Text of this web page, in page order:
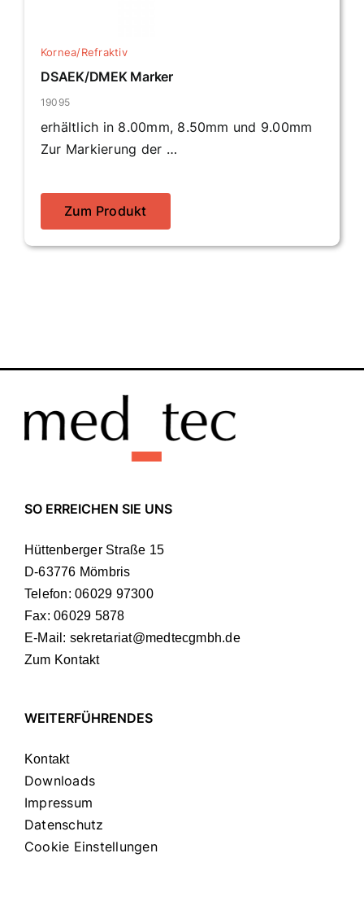
Kornea/Refraktiv
DSAEK/DMEK Marker
19095
erhältlich in 8.00mm, 8.50mm und 9.00mm
Zur Markierung der …
Zum Produkt
SO ERREICHEN SIE UNS
Hüttenberger Straße 15
D-63776 Mömbris
Telefon:06029 97300
Fax: 06029 5878
E-Mail: sekretariat@medtecgmbh.de
Zum Kontakt
WEITERFÜHRENDES
Kontakt
Downloads
Impressum
Datenschutz
Cookie Einstellungen